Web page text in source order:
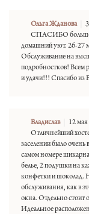
Ольга Жданова
СПАСИБО большое
домашний уют. 26-27
Обслуживание на
подробностков! Всем
и удачи!!! Спасибо из
Владислав
12
Отличнейший
заселении было очень
самом номере
белье, 2 подушки на
конфетки и шоколад.
обслуживания, как в
окна. Отдельно стоит
Идеальное